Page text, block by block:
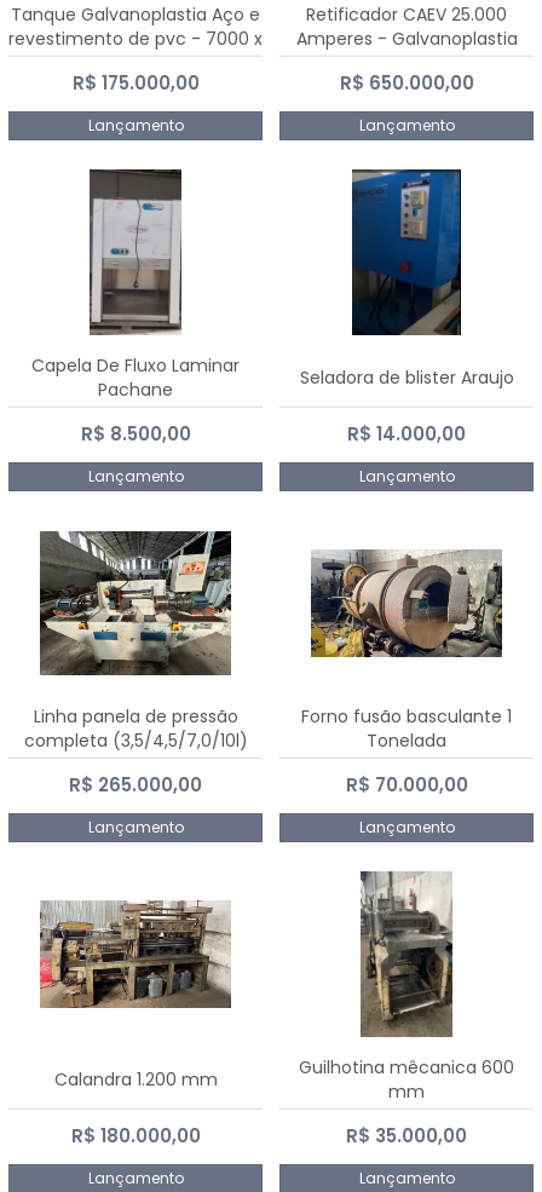
Tanque Galvanoplastia Aço e
revestimento de pvc - 7000 x
2200 mm
R$ 175.000,00
Lançamento
Retificador CAEV 25.000
Amperes - Galvanoplastia
R$ 650.000,00
Lançamento
Capela De Fluxo Laminar
Pachane
R$ 8.500,00
Lançamento
Seladora de blister Araujo
R$ 14.000,00
Lançamento
Linha panela de pressão
completa (3,5/4,5/7,0/10l)
R$ 265.000,00
Lançamento
Forno fusão basculante 1
Tonelada
R$ 70.000,00
Lançamento
Calandra 1.200 mm
R$ 180.000,00
Lançamento
Guilhotina mêcanica 600
mm
R$ 35.000,00
Lançamento